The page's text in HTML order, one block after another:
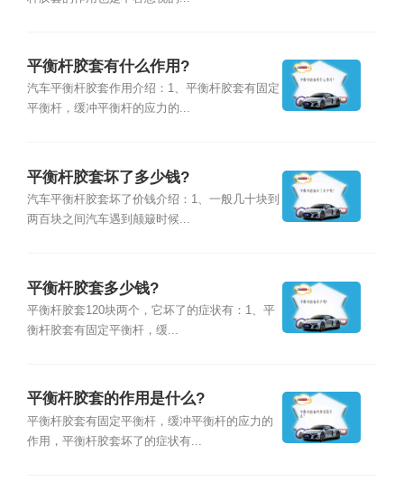
平衡杆胶套有什么作用?
汽车平衡杆胶套作用介绍：1、平衡杆胶套有固定
平衡杆，缓冲平衡杆的应力的...
平衡杆胶套坏了多少钱?
汽车平衡杆胶套坏了价钱介绍：1、一般几十块到
两百块之间汽车遇到颠簸时候...
平衡杆胶套多少钱?
平衡杆胶套120块两个，它坏了的症状有：1、平
衡杆胶套有固定平衡杆，缓...
平衡杆胶套的作用是什么?
平衡杆胶套有固定平衡杆，缓冲平衡杆的应力的
作用，平衡杆胶套坏了的症状有...